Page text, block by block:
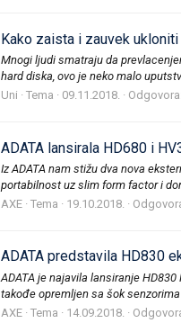
Kako zaista i zauvek
Mnogi ljudi smatraju da
hard diska, ovo je neko malo
Uni
Tema 09.11.2018.
ADATA lansirala HD680 i
Iz ADATA nam stižu dva nova
portabilnost uz slim form factor i
AXE Tema 19.10.2018.
ADATA predstavila HD830
ADATA je najavila lansiranje
takođe opremljen sa šok
AXE Tema 14.09.2018.